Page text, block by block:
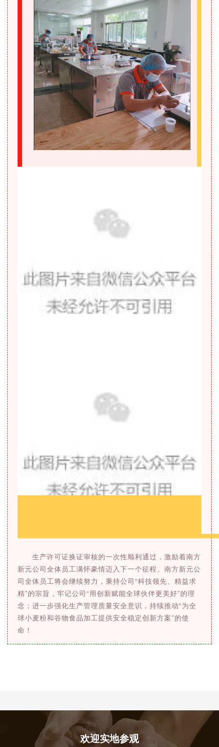
生产许可证换证审核的一次性顺利通过，激励着南方
新元公司全体员工满怀豪情迈入下一个征程。南方新元公
司全体员工将会继续努力，秉持公司“科技领先、精益求
精”的宗旨，牢记公司“用创新赋能全球伙伴更美好”的理
念；进一步强化生产管理质量安全意识，持续推动“为全
球小麦粉和谷物食品加工提供安全稳定创新方案”的使
命！
欢迎实地参观